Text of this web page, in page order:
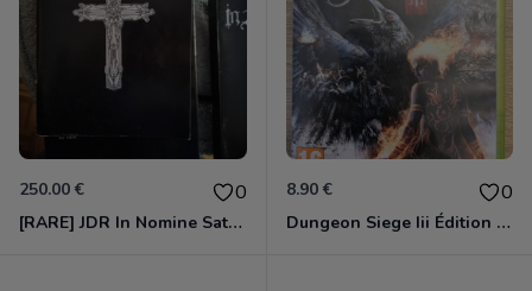
250.00 € 0
[RARE] JDR In Nomine Satanis / Magna Veritas – 1ère Édition BOÎTE (DOS BLANC, 1989) - CROC / Siroz
8.90 € 0
Dungeon Siege Iii Édition Limitée - Vf Intégrale Xbox 360